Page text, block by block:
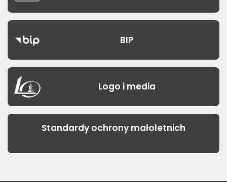
BIP
Logo i media
Standardy ochrony małoletnich